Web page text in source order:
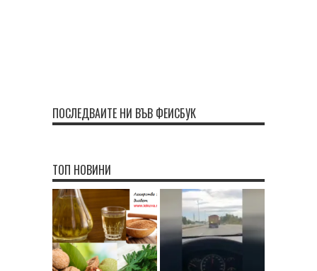
ПОСЛЕДВАЙТЕ НИ ВЪВ ФЕЙСБУК
ТОП НОВИНИ